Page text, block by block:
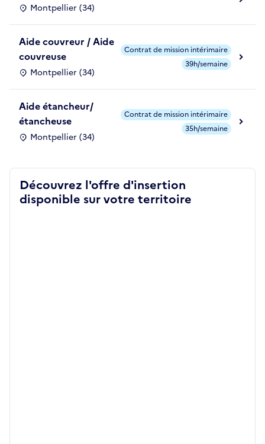
Montpellier (34)
Aide couvreur / Aide
couvreuse
Montpellier (34)
Contrat de mission intérimaire
39h/semaine
Aide étancheur/
étancheuse
Montpellier (34)
Contrat de mission intérimaire
35h/semaine
Découvrez l'offre d'insertion
disponible sur votre territoire